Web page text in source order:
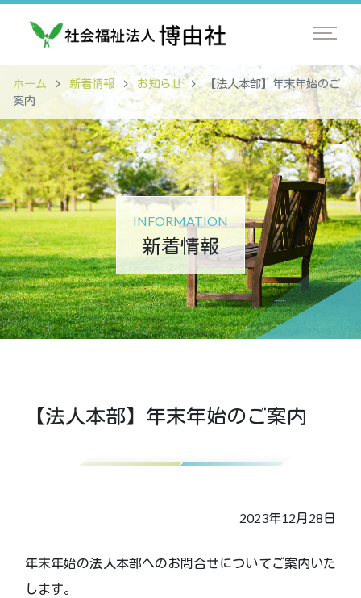
ホーム 新着情報 お知らせ
【法人本部】年末年始のご
案内
INFORMATION
新着情報
【法人本部】年末年始のご案内
2023年12月28日
年末年始の法人本部へのお問合せについてご案内いた
します。